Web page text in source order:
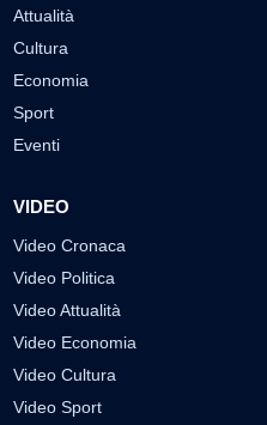
Attualità
Cultura
Economia
Sport
Eventi
VIDEO
Video Cronaca
Video Politica
Video Attualità
Video Economia
Video Cultura
Video Sport